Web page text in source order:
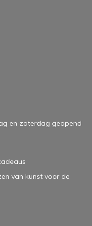
en zaterdag geopend
van kunst voor de